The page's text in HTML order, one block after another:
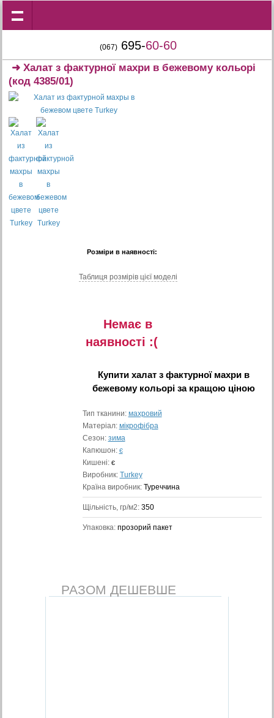
(067) 695-60-60
➜Халат з фактурної махри в бежевому кольорі
(код 4385/01)
Розміри в наявності:
Таблиця розмiрiв цiєї моделi
Немає в
наявностi :(
Купити халат з фактурної махри в
бежевому кольоріза кращою ціною
Тип тканини: махровий
Матеріал: мікрофібра
Сезон: зима
Капюшон: є
Кишені: є
Виробник: Turkey
Країна виробник: Туреччина
Щільність, гр/м2: 350
Упаковка: прозорий пакет
РАЗОМ ДЕШЕВШЕ